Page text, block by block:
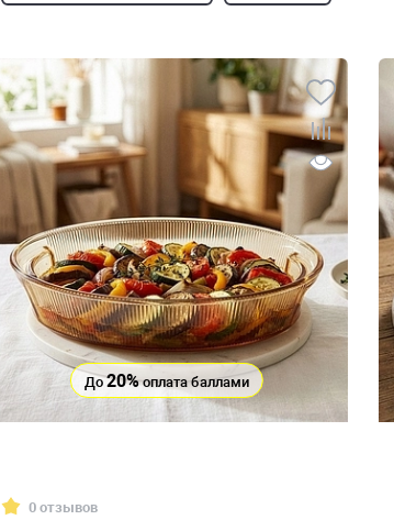
До20%оплата баллами
0 отзывов